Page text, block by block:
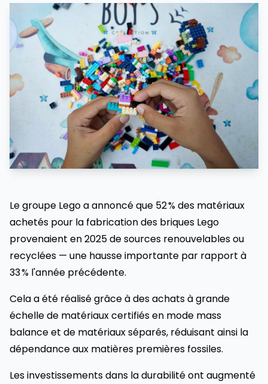
Le groupe Lego a annoncé que 52 % des matériaux
achetés pour la fabrication des briques Lego
provenaient en 2025 de sources renouvelables ou
recyclées — une hausse importante par rapport à
33 % l'année précédente.
Cela a été réalisé grâce à des achats à grande
échelle de matériaux certifiés en mode mass
balance et de matériaux séparés, réduisant ainsi la
dépendance aux matières premières fossiles.
Les investissements dans la durabilité ont augmenté